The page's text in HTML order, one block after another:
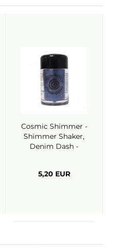
Cosmic Shimmer -
Shimmer Shaker,
Denim Dash -
5,20 EUR